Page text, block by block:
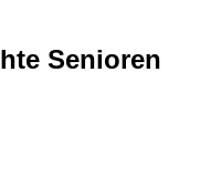
Senioren